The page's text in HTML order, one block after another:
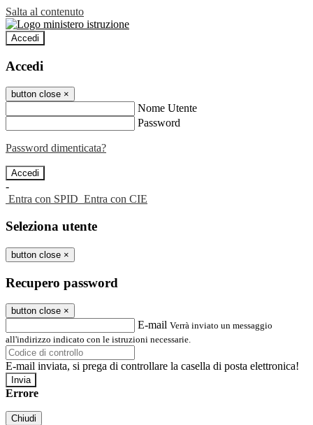
Salta al contenuto
Accedi
Accedi
button close ×
Nome Utente
Password
Password dimenticata?
-
Entra con SPID Entra con CIE
Seleziona utente
button close ×
Recupero password
button close ×
E-mail Verrà inviato un messaggio
all'indirizzo indicato con le istruzioni necessarie.
E-mail inviata, si prega di controllare la casella di posta elettronica!
Errore
Chiudi